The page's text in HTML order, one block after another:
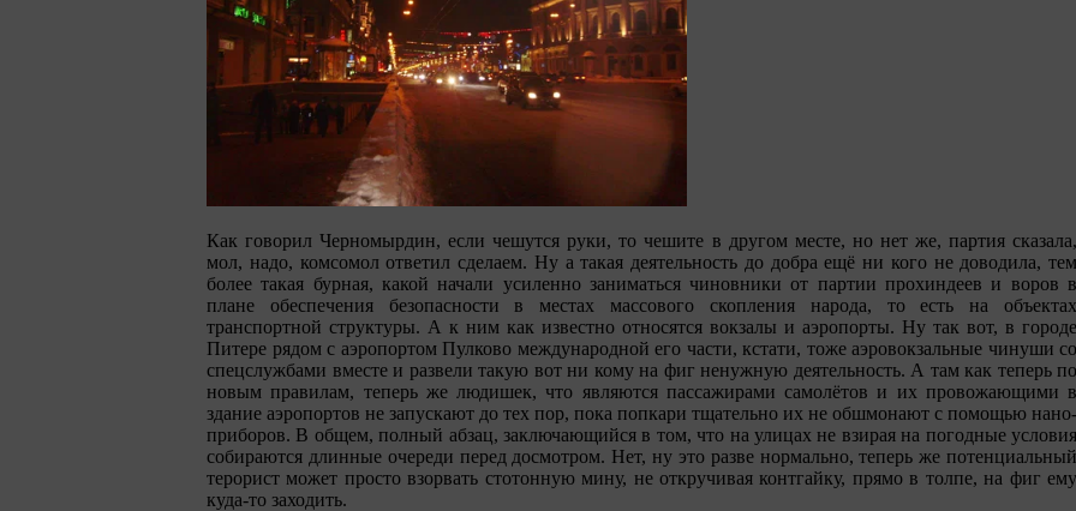
Как говорил Черномырдин, если чешутся руки, то чешите в другом месте, но нет же, партия сказала,
мол, надо, комсомол ответил сделаем. Ну а такая деятельность до добра ещё ни кого не доводила, тем
более такая бурная, какой начали усиленно заниматься чиновники от партии прохиндеев и воров в
плане обеспечения безопасности в местах массового скопления народа, то есть на объектах
транспортной структуры. А к ним как известно относятся вокзалы и аэропорты. Ну так вот, в городе
Питере рядом с аэропортом Пулково международной его части, кстати, тоже аэровокзальные чинуши со
спецслужбами вместе и развели такую вот ни кому на фиг ненужную деятельность. А там как теперь по
новым правилам, теперь же людишек, что являются пассажирами самолётов и их провожающими в
здание аэропортов не запускают до тех пор, пока попкари тщательно их не обшмонают с помощью нано-
приборов. В общем, полный абзац, заключающийся в том, что на улицах не взирая на погодные условия
собираются длинные очереди перед досмотром. Нет, ну это разве нормально, теперь же потенциальный
терорист может просто взорвать стотонную мину, не откручивая контгайку, прямо в толпе, на фиг ему
куда-то заходить.